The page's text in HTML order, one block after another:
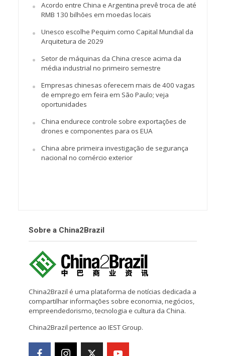
Acordo entre China e Argentina prevê troca de até
RMB 130 bilhões em moedas locais
Unesco escolhe Pequim como Capital Mundial da
Arquitetura de 2029
Setor de máquinas da China cresce acima da
média industrial no primeiro semestre
Empresas chinesas oferecem mais de 400 vagas
de emprego em feira em São Paulo; veja
oportunidades
China endurece controle sobre exportações de
drones e componentes para os EUA
China abre primeira investigação de segurança
nacional no comércio exterior
Sobre a China2Brazil
China2Brazil é uma plataforma de notícias dedicada a
compartilhar informações sobre economia, negócios,
empreendedorismo, tecnologia e cultura da China.
China2Brazil pertence ao IEST Group.